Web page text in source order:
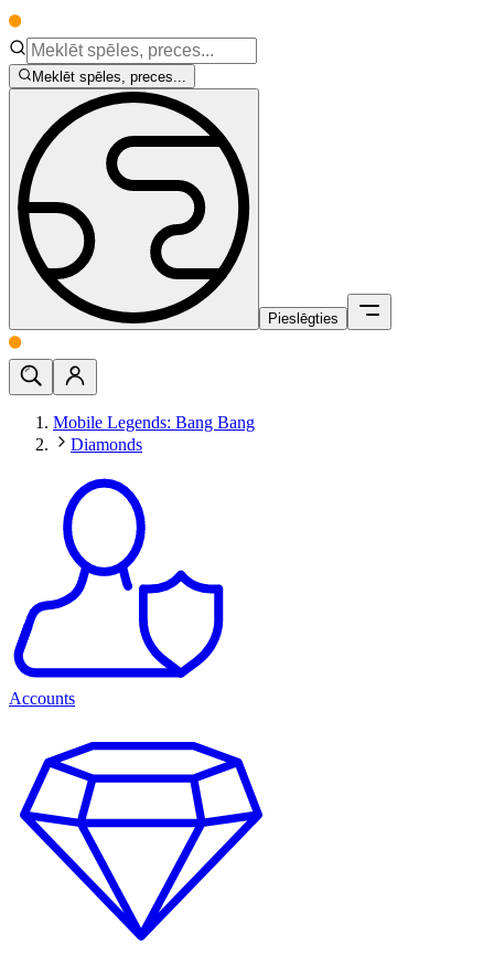
Meklēt spēles, preces...
Pieslēgties
Mobile Legends: Bang Bang
Diamonds
Accounts